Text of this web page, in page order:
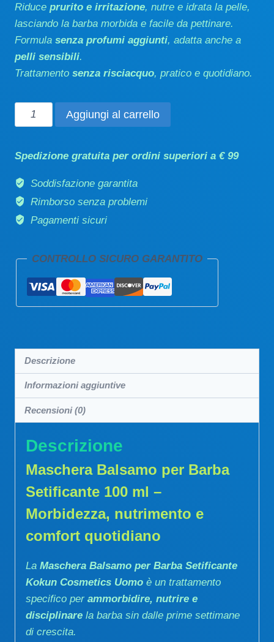
Riduce prurito e irritazione, nutre e idrata la pelle,
lasciando la barba morbida e facile da pettinare.
Formula senza profumi aggiunti, adatta anche a
pelli sensibili.
Trattamento senza risciacquo, pratico e quotidiano.
Maschera
balsamo
barba
setificante
quantità
Aggiungi al carrello
Spedizione gratuita per ordini superiori a € 99
Soddisfazione garantita
Rimborso senza problemi
Pagamenti sicuri
CONTROLLO SICURO GARANTITO
Descrizione
Informazioni aggiuntive
Recensioni (0)
Descrizione
Maschera Balsamo per Barba
Setificante 100 ml –
Morbidezza, nutrimento e
comfort quotidiano
La Maschera Balsamo per Barba Setificante
Kokun Cosmetics Uomo è un trattamento
specifico per ammorbidire, nutrire e
disciplinare la barba sin dalle prime settimane
di crescita.